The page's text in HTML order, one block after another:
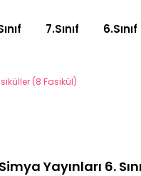
7.Sınıf 6.Sınıf
(8 Fasikül)
Simya Yayınları 6.